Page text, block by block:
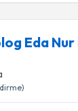
Eda